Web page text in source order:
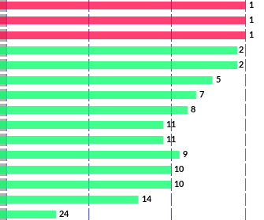
1
1
1
2
2
5
7
8
11
11
9
10
10
14
24